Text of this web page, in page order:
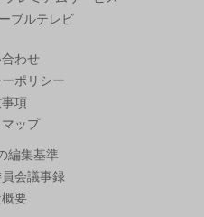
ブルテレビ
わせ
ポリシー
項
ップ
編集基準
会議事録
要